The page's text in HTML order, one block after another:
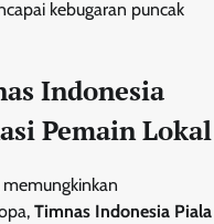
kebugaran puncak
Indonesia
Pemain Lokal
Timnas Indonesia Piala